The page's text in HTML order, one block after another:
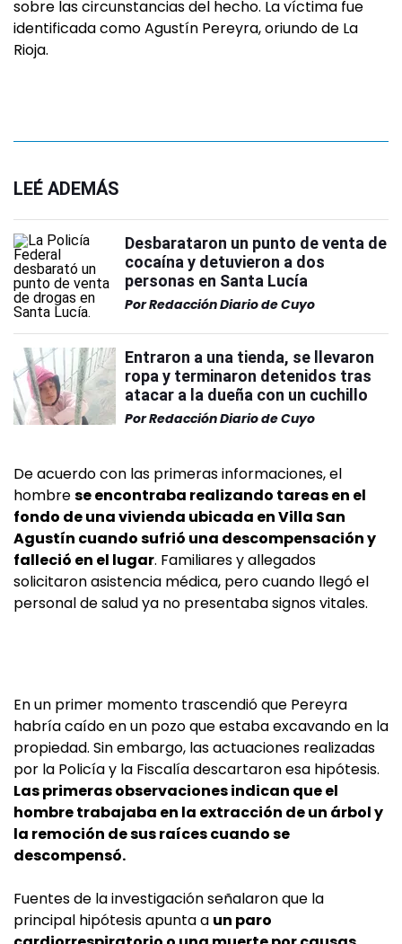
sobre las circunstancias del hecho. La víctima fue
identificada como Agustín Pereyra, oriundo de La
Rioja.
LEÉ ADEMÁS
Desbarataron un punto de venta de
cocaína y detuvieron a dos
personas en Santa Lucía
PorRedacción Diario de Cuyo
Entraron a una tienda, se llevaron
ropa y terminaron detenidos tras
atacar a la dueña con un cuchillo
PorRedacción Diario de Cuyo
De acuerdo con las primeras informaciones, el
hombrese encontraba realizando tareas en el
fondo de una vivienda ubicada en Villa San
Agustín cuando sufrió una descompensación y
falleció en el lugar. Familiares y allegados
solicitaron asistencia médica, pero cuando llegó el
personal de salud ya no presentaba signos vitales.
En un primer momento trascendió que Pereyra
habría caído en un pozo que estaba excavando en la
propiedad. Sin embargo, las actuaciones realizadas
por la Policía y la Fiscalía descartaron esa hipótesis.
Las primeras observaciones indican que el
hombre trabajaba en la extracción de un árbol y
la remoción de sus raíces cuando se
descompensó.
Fuentes de la investigación señalaron que la
principal hipótesis apunta a un paro